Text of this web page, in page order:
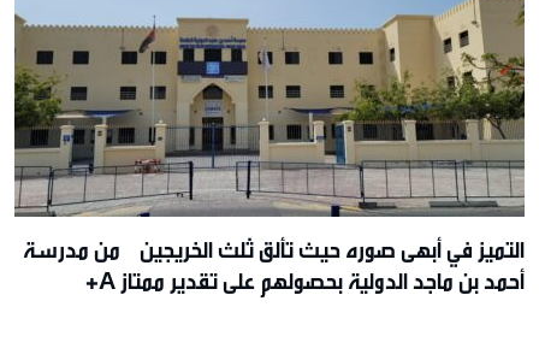
التميز في أبهى صوره حيث تألق ثلث الخريجين من مدرسة
أحمد بن ماجد الدولية بحصولهم على تقدير ممتاز A+